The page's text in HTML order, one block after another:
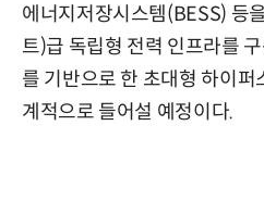
에너지저장시스템(BESS) 등
트)급 독립형 전력 인프라를
를 기반으로 한 초대형 하이
계적으로 들어설 예정이다.